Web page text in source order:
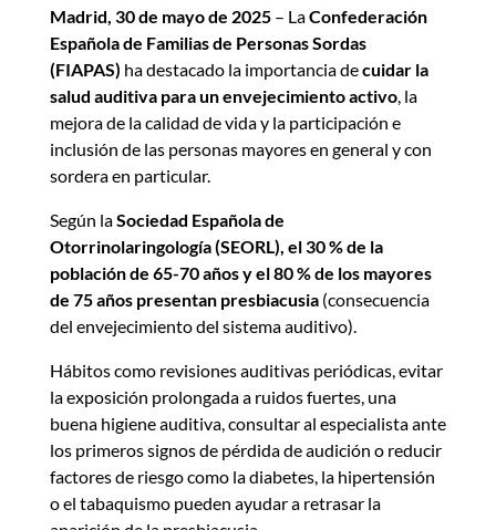
Madrid, 30 de mayo de 2025– LaConfederación
Española de Familias de Personas Sordas
(FIAPAS) ha destacado la importancia decuidar la
salud auditiva para un envejecimiento activo, la
mejora de la calidad de vida y la participación e
inclusión de las personas mayores en general y con
sordera en particular.
Según laSociedad Española de
Otorrinolaringología (SEORL), el 30 % de la
población de 65-70 años y el 80 % de los mayores
de 75 años presentan presbiacusia(consecuencia
del envejecimiento del sistema auditivo).
Hábitos como revisiones auditivas periódicas, evitar
la exposición prolongada a ruidos fuertes, una
buena higiene auditiva, consultar al especialista ante
los primeros signos de pérdida de audición o reducir
factores de riesgo como la diabetes, la hipertensión
o el tabaquismo pueden ayudar a retrasar la